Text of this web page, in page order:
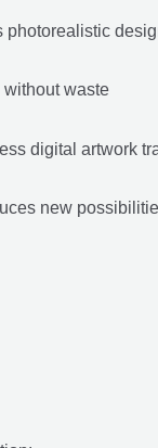
photorealistic
waste
digital artwork
new